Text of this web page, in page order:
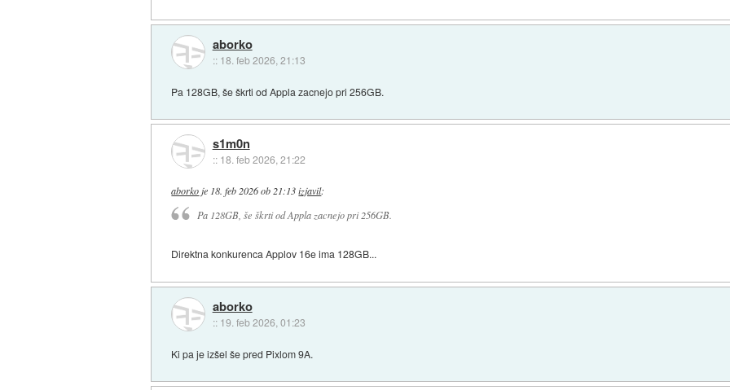
aborko
:: 18. feb 2026, 21:13
Pa 128GB, še škrti od Appla zacnejo pri 256GB.
s1m0n
:: 18. feb 2026, 21:22
aborko je 18. feb 2026 ob 21:13 izjavil:
Pa 128GB, še škrti od Appla zacnejo pri 256GB.
Direktna konkurenca Applov 16e ima 128GB...
aborko
:: 19. feb 2026, 01:23
Ki pa je izšel še pred Pixlom 9A.